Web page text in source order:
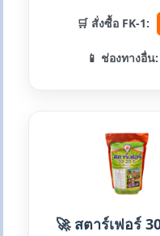
🛒 สั่งซื้อ FK-1:
📱 ช่องทางอื่น:
🚀 สตาร์เฟอร์